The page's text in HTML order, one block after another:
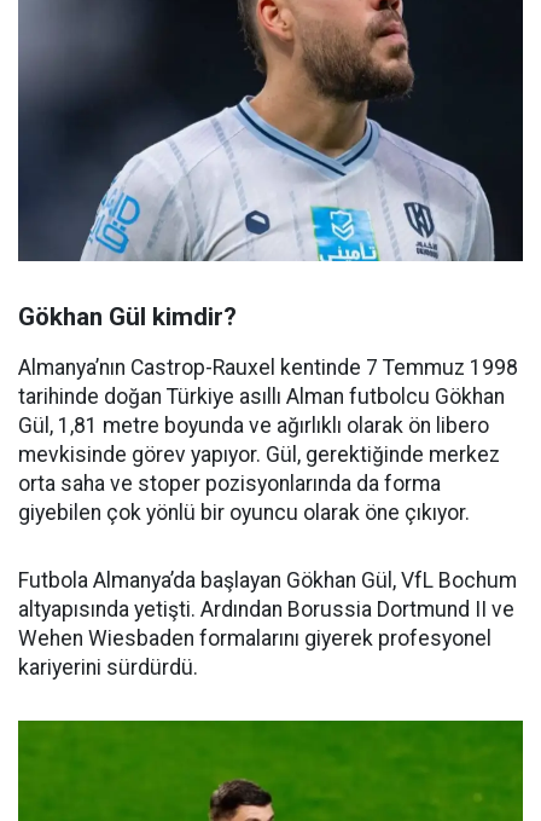
Gökhan Gül kimdir?
Almanya’nın Castrop-Rauxel kentinde 7 Temmuz 1998
tarihinde doğan Türkiye asıllı Alman futbolcu Gökhan
Gül, 1,81 metre boyunda ve ağırlıklı olarak ön libero
mevkisinde görev yapıyor. Gül, gerektiğinde merkez
orta saha ve stoper pozisyonlarında da forma
giyebilen çok yönlü bir oyuncu olarak öne çıkıyor.
Futbola Almanya’da başlayan Gökhan Gül, VfL Bochum
altyapısında yetişti. Ardından Borussia Dortmund II ve
Wehen Wiesbaden formalarını giyerek profesyonel
kariyerini sürdürdü.